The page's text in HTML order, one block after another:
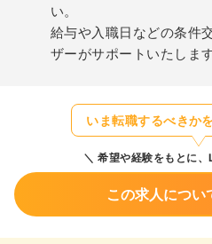
い。
給与や入職日などの条件
ザーがサポートいたします
いま転職するべきか
希望や経験をもとに、
この求人につい